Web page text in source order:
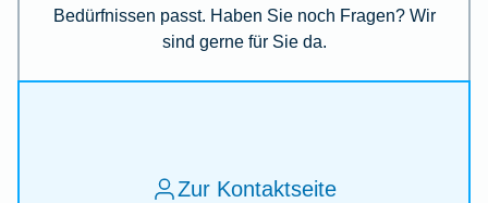
Bedürfnissen passt. Haben Sie noch Fragen? Wir
sind gerne für Sie da.
Zur Kontaktseite